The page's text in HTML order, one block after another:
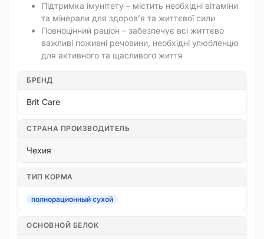
Підтримка імунітету – містить необхідні вітаміни
та мінерали для здоров’я та життєвої сили
Повноцінний раціон – забезпечує всі життєво
важливі поживні речовини, необхідні улюбленцю
для активного та щасливого життя
БРЕНД
Brit Care
СТРАНА ПРОИЗВОДИТЕЛЬ
Чехия
ТИП КОРМА
полнорационный сухой
ОСНОВНОЙ БЕЛОК